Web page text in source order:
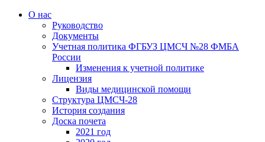
О нас
Руководство
Документы
Учетная политика ФГБУЗ ЦМСЧ №28 ФМБА
России
Изменения к учетной политике
Лицензия
Виды медицинской помощи
Структура ЦМСЧ-28
История создания
Доска почета
2021 год